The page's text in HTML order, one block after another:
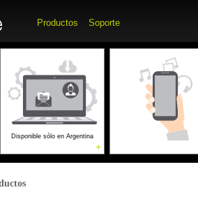
Productos Soporte
Disponible sólo en Argentina
+
Accesorios para
Móviles
Accesorios
Gaming